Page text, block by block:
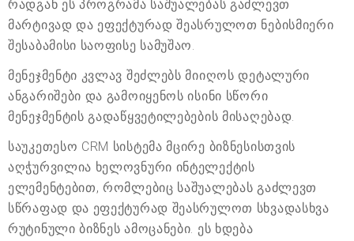
რადგან ეს პროგრამა საშუალებას გაძლევთ
მარტივად და ეფექტურად შეასრულოთ ნებისმიერი
შესაბამისი საოფისე სამუშაო.
მენეჯმენტი კვლავ შეძლებს მიიღოს დეტალური
ანგარიშები და გამოიყენოს ისინი სწორი
მენეჯმენტის გადაწყვეტილებების მისაღებად.
საუკეთესო CRM სისტემა მცირე ბიზნესისთვის
აღჭურვილია ხელოვნური ინტელექტის
ელემენტებით, რომლებიც საშუალებას გაძლევთ
სწრაფად და ეფექტურად შეასრულოთ სხვადასხვა
რუტინული ბიზნეს ამოცანები. ეს ხდება